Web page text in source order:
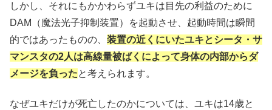
しかし、それにもかかわらずユキは目先の利益のために
DAM（魔法光子抑制装置）を起動させ、起動時間は瞬間
的ではあったものの、 装置の近くにいたユキとシータ・サ
マンスタの2人は高線量被ばくによって身体の内部からダ
メージを負ったと考えられます。
なぜユキだけが死亡したのかについては、ユキは14歳と